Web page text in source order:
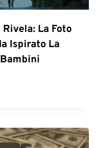
La Foto
Ispirato La